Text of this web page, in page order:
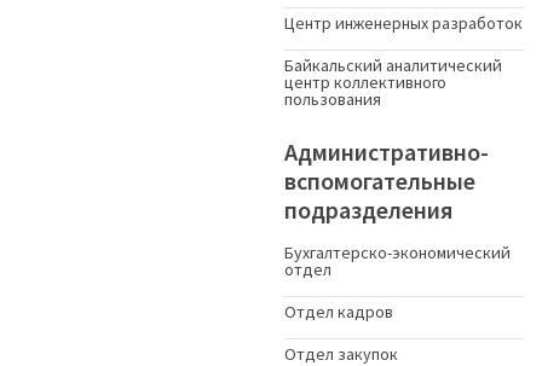
Центр инженерных разработок
Байкальский аналитический
центр коллективного
пользования
Административно-
вспомогательные
подразделения
Бухгалтерско-экономический
отдел
Отдел кадров
Отдел закупок